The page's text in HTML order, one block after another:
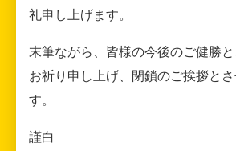
礼申し上げます。
末筆ながら、皆様の今後のご健勝
お祈り申し上げ、閉鎖のご挨拶と
す。
謹白